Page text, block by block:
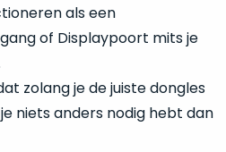
als een
of Displaypoort mits je
zolang je de juiste dongles
niets anders nodig hebt dan